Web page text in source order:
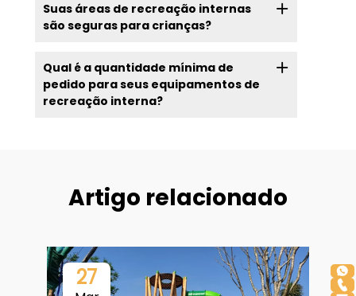
Suas áreas de recreação internas
são seguras para crianças?
Qual é a quantidade mínima de
pedido para seus equipamentos de
recreação interna?
Artigo relacionado
27